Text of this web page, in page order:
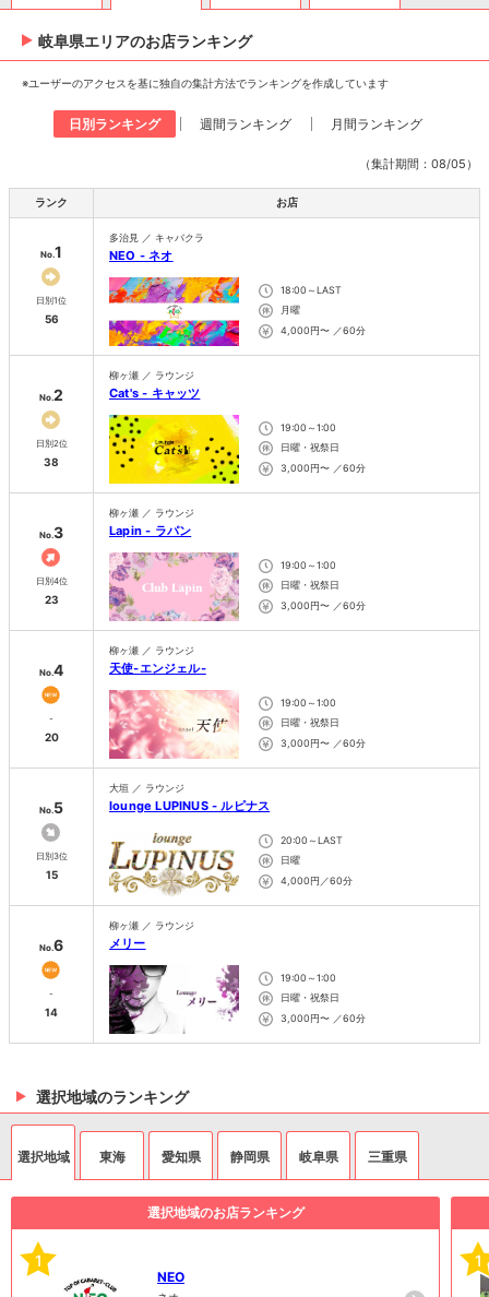
岐阜県エリアのお店ランキング
※ユーザーのアクセスを基に独自の集計方法でランキングを作成しています
日別ランキング 週間ランキング 月間ランキング
（集計期間：08/05）
ランク お店
No.1
日別1位
56
多治見 ／ キャバクラ
NEO - ネオ
18:00～LAST
月曜
4,000円〜 ／60分
No.2
日別2位
38
柳ヶ瀬 ／ ラウンジ
Cat's - キャッツ
19:00～1:00
日曜・祝祭日
3,000円〜 ／60分
No.3
日別4位
23
柳ヶ瀬 ／ ラウンジ
Lapin - ラパン
19:00～1:00
日曜・祝祭日
3,000円〜 ／60分
No.4
-
20
柳ヶ瀬 ／ ラウンジ
天使-エンジェル-
19:00～1:00
日曜・祝祭日
3,000円〜 ／60分
No.5
日別3位
15
大垣 ／ ラウンジ
lounge LUPINUS - ルピナス
20:00～LAST
日曜
4,000円／60分
No.6
-
14
柳ヶ瀬 ／ ラウンジ
メリー
19:00～1:00
日曜・祝祭日
3,000円〜 ／60分
選択地域のランキング
選択地域 東海 愛知県 静岡県 岐阜県 三重県
選択地域のお店ランキング
1
NEO
1